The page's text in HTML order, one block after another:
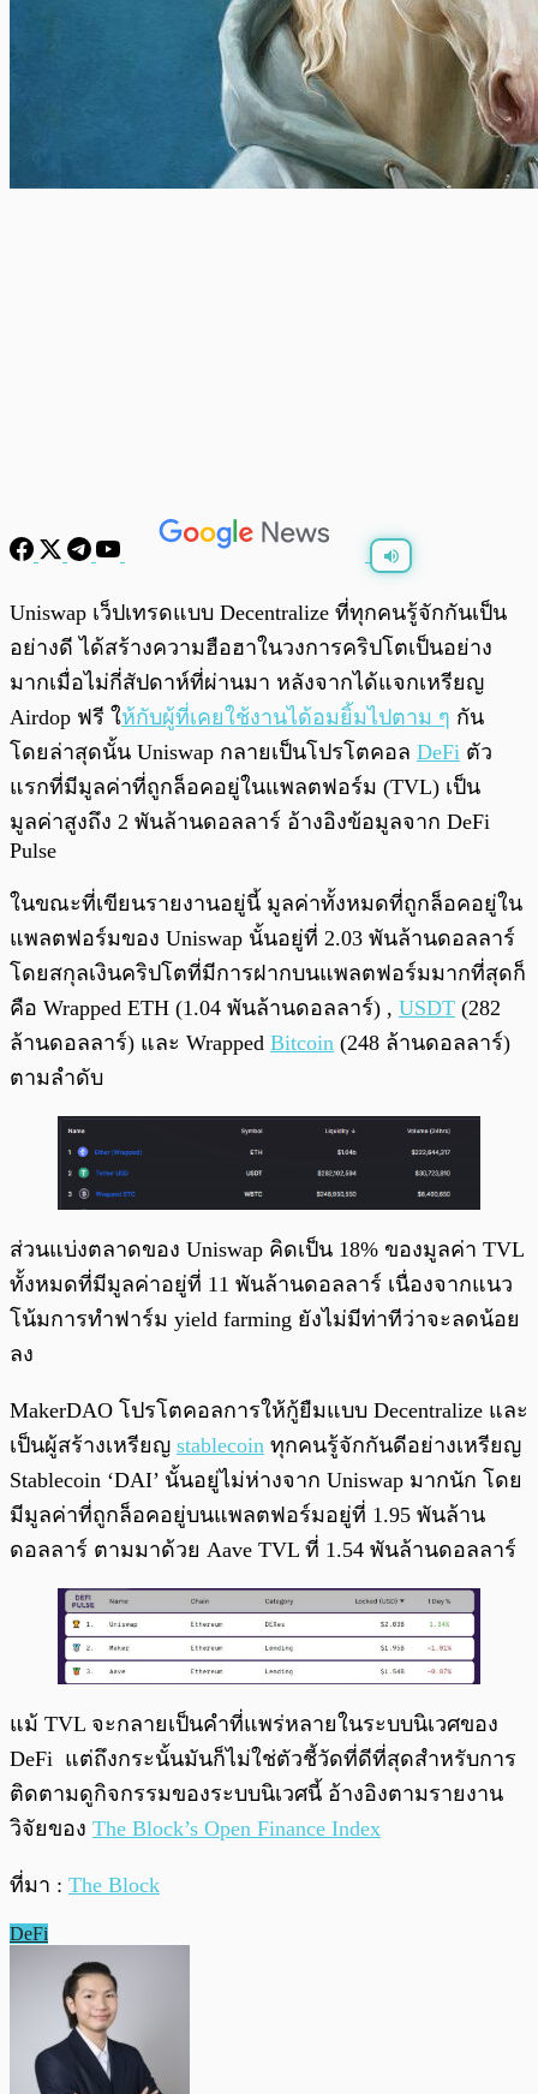
พร้อมเล่น 0:00 /0:00
Uniswap เว็ปเทรดแบบ Decentralize ที่ทุกคนรู้จักกันเป็น
อย่างดี ได้สร้างความฮือฮาในวงการคริปโตเป็นอย่าง
มากเมื่อไม่กี่สัปดาห์ที่ผ่านมา หลังจากได้แจกเหรียญ
Airdop ฟรี ให้กับผู้ที่เคยใช้งานได้อมยิ้มไปตาม ๆ กัน
โดยล่าสุดนั้น Uniswap กลายเป็นโปรโตคอล DeFi ตัว
แรกที่มีมูลค่าที่ถูกล็อคอยู่ในแพลตฟอร์ม (TVL) เป็น
มูลค่าสูงถึง 2 พันล้านดอลลาร์ อ้างอิงข้อมูลจาก DeFi
Pulse
ในขณะที่เขียนรายงานอยู่นี้ มูลค่าทั้งหมดที่ถูกล็อคอยู่ใน
แพลตฟอร์มของ Uniswap นั้นอยู่ที่ 2.03 พันล้านดอลลาร์
โดยสกุลเงินคริปโตที่มีการฝากบนแพลตฟอร์มมากที่สุดก็
คือ Wrapped ETH (1.04 พันล้านดอลลาร์) , USDT (282
ล้านดอลลาร์) และ Wrapped Bitcoin (248 ล้านดอลลาร์)
ตามลำดับ
ส่วนแบ่งตลาดของ Uniswap คิดเป็น 18% ของมูลค่า TVL
ทั้งหมดที่มีมูลค่าอยู่ที่ 11 พันล้านดอลลาร์ เนื่องจากแนว
โน้มการทำฟาร์ม yield farming ยังไม่มีท่าทีว่าจะลดน้อย
ลง
MakerDAO โปรโตคอลการให้กู้ยืมแบบ Decentralize และ
เป็นผู้สร้างเหรียญ stablecoin ทุกคนรู้จักกันดีอย่างเหรียญ
Stablecoin ‘DAI’ นั้นอยู่ไม่ห่างจาก Uniswap มากนัก โดย
มีมูลค่าที่ถูกล็อคอยู่บนแพลตฟอร์มอยู่ที่ 1.95 พันล้าน
ดอลลาร์ ตามมาด้วย Aave TVL ที่ 1.54 พันล้านดอลลาร์
แม้ TVL จะกลายเป็นคำที่แพร่หลายในระบบนิเวศของ
DeFi แต่ถึงกระนั้นมันก็ไม่ใช่ตัวชี้วัดที่ดีที่สุดสำหรับการ
ติดตามดูกิจกรรมของระบบนิเวศนี้ อ้างอิงตามรายงาน
วิจัยของ The Block’s Open Finance Index
ที่มา : The Block
DeFi